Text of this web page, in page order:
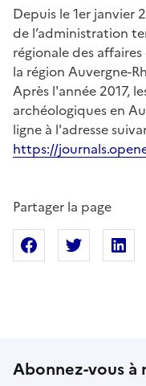
Depuis le 1er janvier
de l’administration
régionale des
la région Auvergne-
Après l'année 2017,
archéologiques en
ligne à l'adresse
https://
Partager la page
Partager sur
Abonnez-vous